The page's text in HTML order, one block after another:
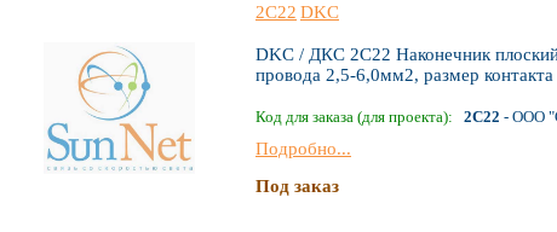
2C22 DKC
DKC / ДКС 2C22 Наконечник
провода 2,5-6,0мм2, размер
Код для заказа (для проекта): 2C22 - ООО
Подробно...
Под заказ